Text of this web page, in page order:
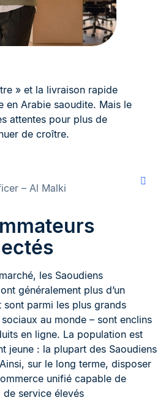
» et la livraison rapide
en Arabie saoudite. Mais le
attentes pour plus de
de croître.
– Al Malki
les Saoudiens
généralement plus d’un
sont parmi les plus grands
au monde – sont enclins
en ligne. La population est
jeune : la plupart des Saoudiens
sur le long terme, disposer
unifié capable de
service élevés